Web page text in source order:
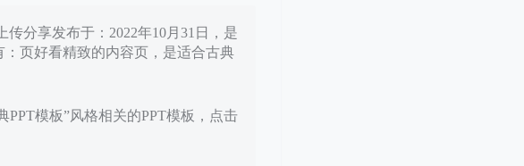
传分享发布于：2022年10月31日，是
页好看精致的内容页，是适合古典
PPT模板”风格相关的PPT模板，点击